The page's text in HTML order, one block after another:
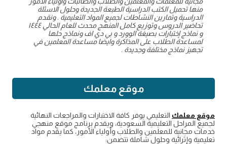
منها تحميل الكتب الدراسية الطبعة الجديدة وحلول الاسئلة
الدراسية وتمارين النشاطات لجميع المواد التعليمية . ونقدم
تحاضير الدروس وتوزيع كامل المنهج محدث للعام الحالي ١٤٤٤
و نماذج إختبارات بصيغة الوورد و بي دي اف ونماذج حلها
لمساعدة الطلاب على المذاكرة وايضا مساعدة المعلمين في
تجهيز نماذج مختلفة وجديدة .
موقع معلمك
موقع معلمك التعليمي يوفر كافة الاختبارات والمراجعات النهائية
لجميع المراحل التعليمية السعودية، ويقدم برنامج موقع منهجي
خدمات مجانية للمعلمين والطلاب وأولياء الأمور، كما يقدم مواد
تعليمية وإثرائية وحلول شاملة تتضمن: